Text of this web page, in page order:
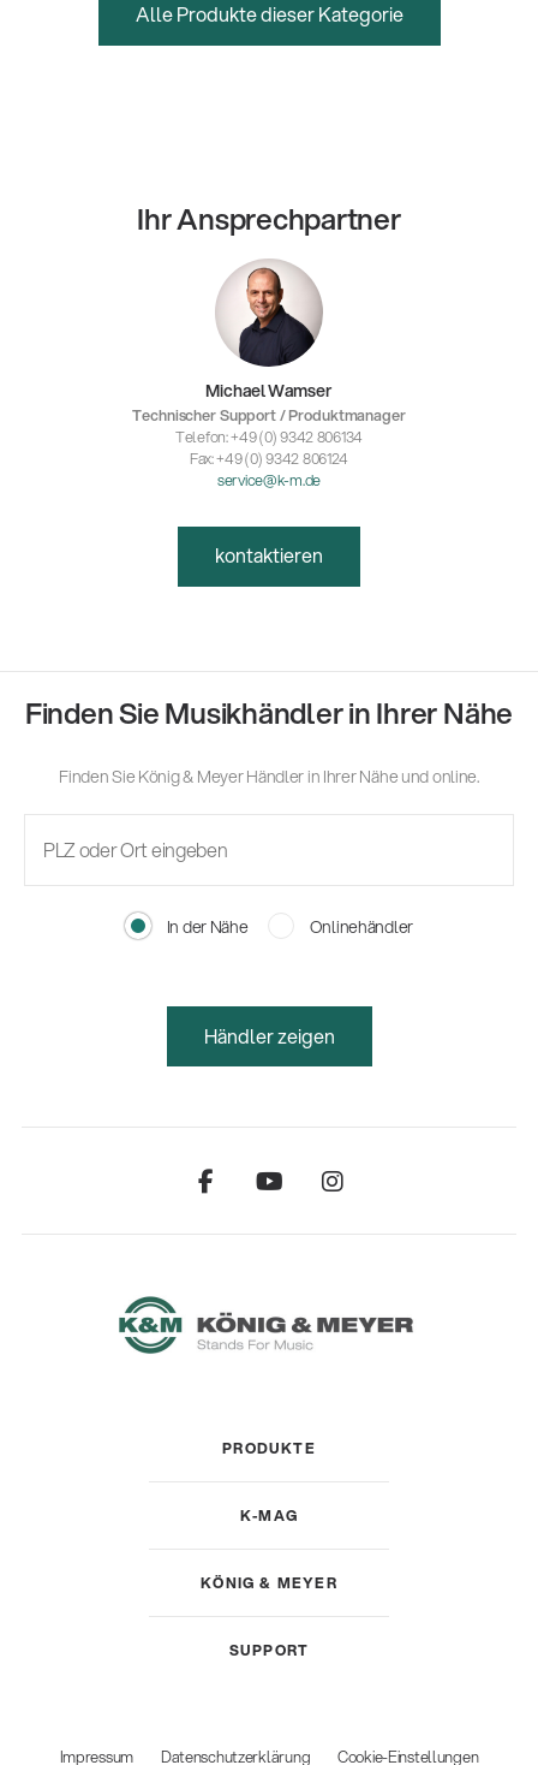
Alle Produkte dieser Kategorie
Ihr Ansprechpartner
Michael Wamser
Technischer Support / Produktmanager
Telefon: +49 (0) 9342 806134
Fax: +49 (0) 9342 806124
service@k-m.de
kontaktieren
Finden Sie Musikhändler in Ihrer Nähe
Finden Sie König & Meyer Händler in Ihrer Nähe und online.
In der Nähe Onlinehändler
Händler zeigen
PRODUKTE
K-MAG
KÖNIG & MEYER
SUPPORT
Impressum Datenschutzerklärung Cookie-Einstellungen